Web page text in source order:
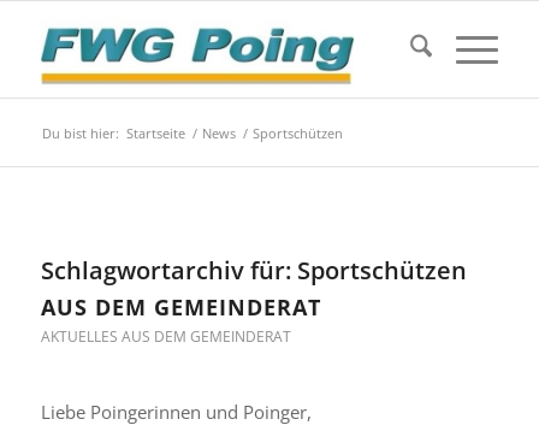
Du bist hier: Startseite / News / Sportschützen
Schlagwortarchiv für: Sportschützen
AUS DEM GEMEINDERAT
AKTUELLES AUS DEM GEMEINDERAT
Liebe Poingerinnen und Poinger,